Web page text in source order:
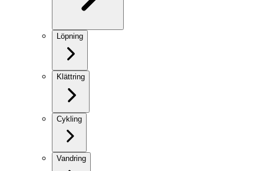
Löpning
Klättring
Cykling
Vandring